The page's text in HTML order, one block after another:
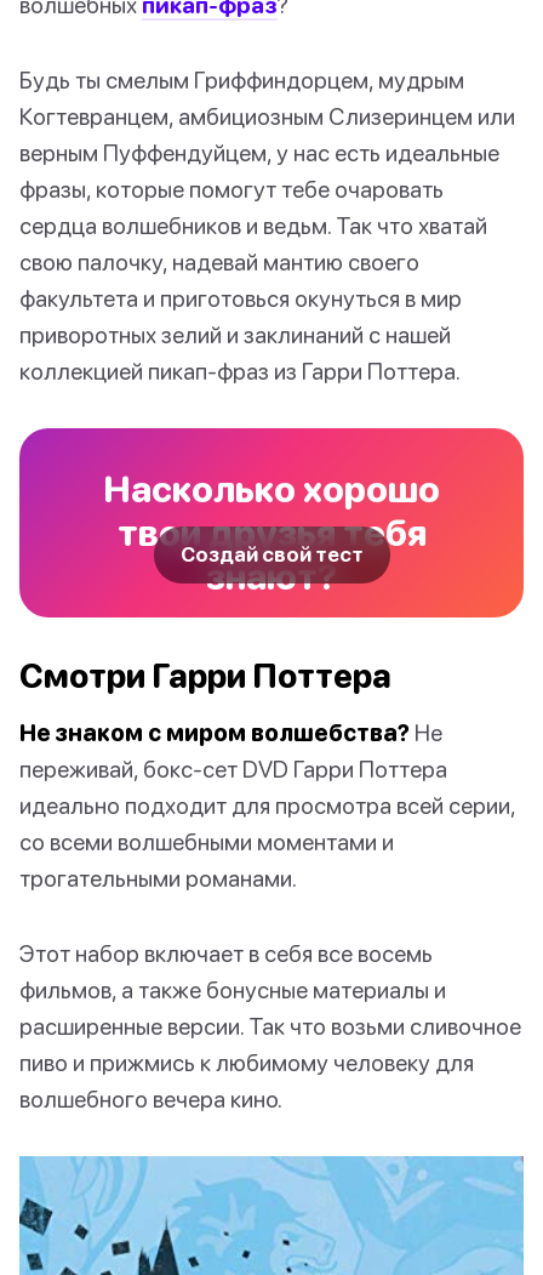
Будь ты смелым Гриффиндорцем, мудрым
Когтевранцем, амбициозным Слизеринцем или
верным Пуффендуйцем, у нас есть идеальные
фразы, которые помогут тебе очаровать
сердца волшебников и ведьм. Так что хватай
свою палочку, надевай мантию своего
факультета и приготовься окунуться в мир
приворотных зелий и заклинаний с нашей
коллекцией пикап-фраз из Гарри Поттера.
Насколько хорошо
твои друзья тебя
знают?
Создай свой тест
Смотри Гарри Поттера
Не знаком с миром волшебства? Не
переживай, бокс-сет DVD Гарри Поттера
идеально подходит для просмотра всей серии,
со всеми волшебными моментами и
трогательными романами.
Этот набор включает в себя все восемь
фильмов, а также бонусные материалы и
расширенные версии. Так что возьми сливочное
пиво и прижмись к любимому человеку для
волшебного вечера кино.